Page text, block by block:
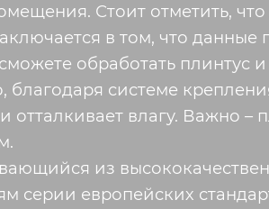
Стоит отметить,
в том, что данные
обработать плинтус
системе
влагу. Важно –
из
европейских